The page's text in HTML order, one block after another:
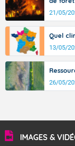
21/05/
Quel
13/05/
26/05/
IMAGES &